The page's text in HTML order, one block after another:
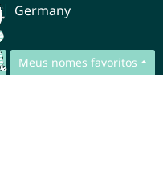
Meus nomes favoritos
Germany